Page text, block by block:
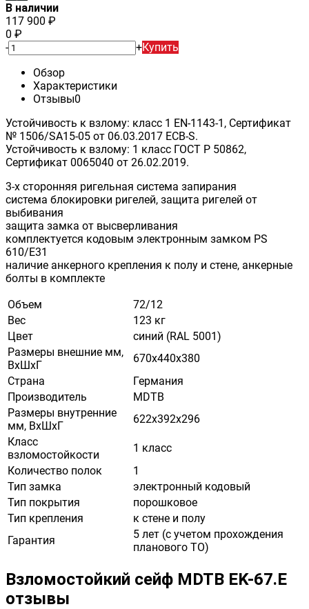
В наличии
117 900 ₽
0 ₽
-
+Купить
Обзор
Характеристики
Отзывы0
Устойчивость к взлому: класс 1 EN-1143-1, Сертификат
№ 1506/SA15-05 от 06.03.2017 EСB-S.
Устойчивость к взлому: 1 класс ГОСТ Р 50862,
Сертификат 0065040 от 26.02.2019.
3-х сторонняя ригельная система запирания
система блокировки ригелей, защита ригелей от
выбивания
защита замка от высверливания
комплектуется кодовым электронным замком PS
610/E31
наличие анкерного крепления к полу и стене, анкерные
болты в комплекте
Объем
72/12
Вес
123 кг
Цвет
синий (RAL 5001)
Размеры внешние мм,
ВхШхГ
670х440х380
Страна
Германия
Производитель
MDTB
Размеры внутренние
мм, ВхШхГ
622х392х296
Класс
взломостойкости
1 класс
Количество полок
1
Тип замка
электронный кодовый
Тип покрытия
порошковое
Тип крепления
к стене и полу
Гарантия
5 лет (с учетом прохождения
планового ТО)
Взломостойкий сейф MDTB EK-67.E
отзывы